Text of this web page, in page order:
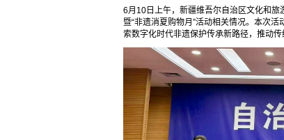
6月10日上午，新疆维吾尔自治区文化和
暨“非遗消夏购物月”活动相关情况。本次
索数字化时代非遗保护传承新路径，推动